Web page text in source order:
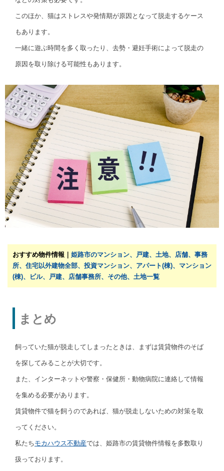
このほか、猫はストレスや発情期が原因となって脱走するケース
もあります。
一緒に遊ぶ時間を多く取ったり、去勢・避妊手術によって脱走の
原因を取り除ける可能性もあります。
おすすめ物件情報｜ 姫路市のマンション、戸建、土地、店舗、事務
所、住宅以外建物全部、投資マンション、アパート(棟)、マンション
(棟)、ビル、戸建、店舗事務所、その他、土地一覧
まとめ
飼っていた猫が脱走してしまったときは、まずは賃貸物件のそば
を探してみることが大切です。
また、インターネットや警察・保健所・動物病院に連絡して情報
を集める必要があります。
賃貸物件で猫を飼うのであれば、猫が脱走しないための対策を取
ってください。
私たちモカハウス不動産では、姫路市の賃貸物件情報を多数取り
扱っております。